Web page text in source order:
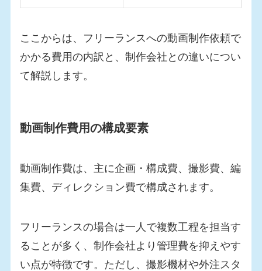
ここからは、フリーランスへの動画制作依頼で
かかる費用の内訳と、制作会社との違いについ
て解説します。
動画制作費用の構成要素
動画制作費は、主に企画・構成費、撮影費、編
集費、ディレクション費で構成されます。
フリーランスの場合は一人で複数工程を担当す
ることが多く、制作会社より管理費を抑えやす
い点が特徴です。ただし、撮影機材や外注スタ